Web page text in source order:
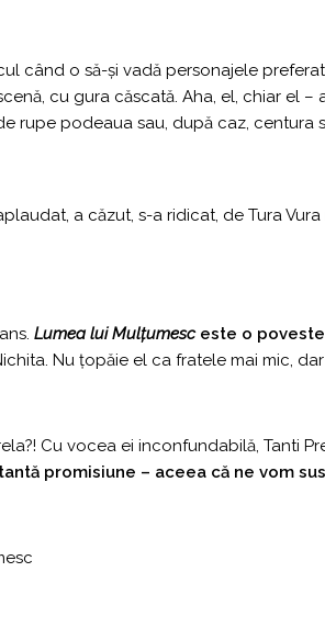
când o să-și vadă personajele
cu gura căscată. Aha, el, chiar el
rupe podeaua sau, după caz, centura
a căzut, s-a ridicat, de Tura
Lumea lui Mulțumesceste o
Nu țopăie el ca fratele mai mic,
Cu vocea ei inconfundabilă,
promisiune – aceea că ne vom